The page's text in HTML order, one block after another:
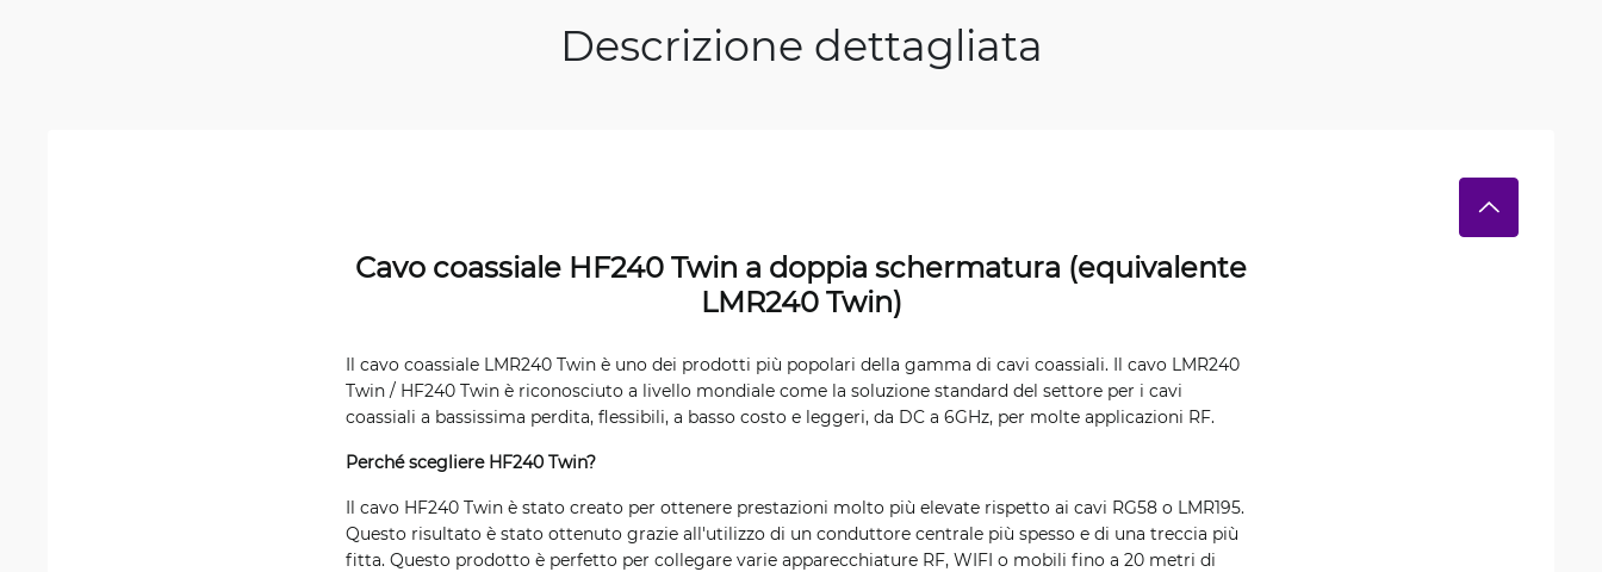
Descrizione dettagliata
Cavo coassiale HF240 Twin a doppia schermatura (equivalente
LMR240 Twin)
Il cavo coassiale LMR240 Twin è uno dei prodotti più popolari della gamma di cavi coassiali. Il cavo LMR240
Twin / HF240 Twin è riconosciuto a livello mondiale come la soluzione standard del settore per i cavi
coassiali a bassissima perdita, flessibili, a basso costo e leggeri, da DC a 6GHz, per molte applicazioni RF.
Perché scegliere HF240 Twin?
Il cavo HF240 Twin è stato creato per ottenere prestazioni molto più elevate rispetto ai cavi RG58 o LMR195.
Questo risultato è stato ottenuto grazie all'utilizzo di un conduttore centrale più spesso e di una treccia più
fitta. Questo prodotto è perfetto per collegare varie apparecchiature RF, WIFI o mobili fino a 20 metri di